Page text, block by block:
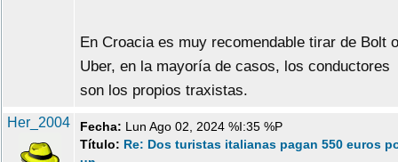
En Croacia es muy recomendable tirar de Bolt o
Uber, en la mayoría de casos, los conductores
son los propios traxistas.
Her_2004 Fecha: Lun Ago 02, 2024 %I:35 %P
Título: Re: Dos turistas italianas pagan 550 euros